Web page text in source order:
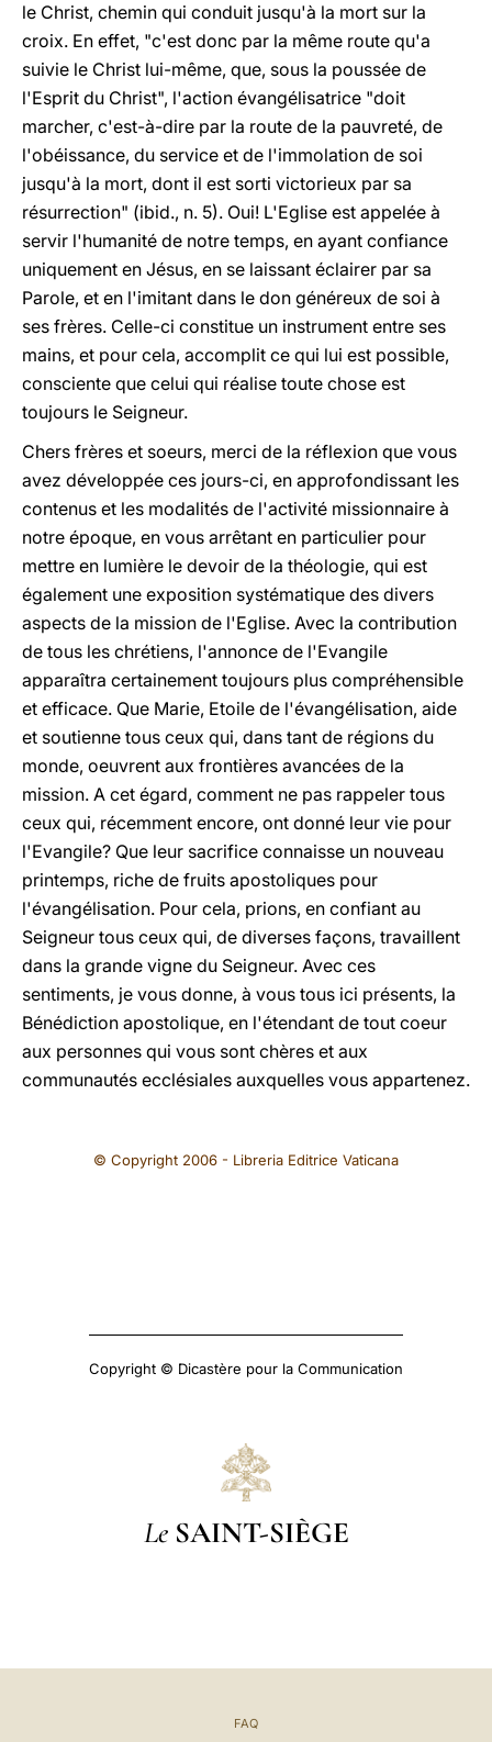
le Christ, chemin qui conduit jusqu'à la mort sur la
croix. En effet, "c'est donc par la même route qu'a
suivie le Christ lui-même, que, sous la poussée de
l'Esprit du Christ", l'action évangélisatrice "doit
marcher, c'est-à-dire par la route de la pauvreté, de
l'obéissance, du service et de l'immolation de soi
jusqu'à la mort, dont il est sorti victorieux par sa
résurrection" (ibid., n. 5). Oui! L'Eglise est appelée à
servir l'humanité de notre temps, en ayant confiance
uniquement en Jésus, en se laissant éclairer par sa
Parole, et en l'imitant dans le don généreux de soi à
ses frères. Celle-ci constitue un instrument entre ses
mains, et pour cela, accomplit ce qui lui est possible,
consciente que celui qui réalise toute chose est
toujours le Seigneur.
Chers frères et soeurs, merci de la réflexion que vous
avez développée ces jours-ci, en approfondissant les
contenus et les modalités de l'activité missionnaire à
notre époque, en vous arrêtant en particulier pour
mettre en lumière le devoir de la théologie, qui est
également une exposition systématique des divers
aspects de la mission de l'Eglise. Avec la contribution
de tous les chrétiens, l'annonce de l'Evangile
apparaîtra certainement toujours plus compréhensible
et efficace. Que Marie, Etoile de l'évangélisation, aide
et soutienne tous ceux qui, dans tant de régions du
monde, oeuvrent aux frontières avancées de la
mission. A cet égard, comment ne pas rappeler tous
ceux qui, récemment encore, ont donné leur vie pour
l'Evangile? Que leur sacrifice connaisse un nouveau
printemps, riche de fruits apostoliques pour
l'évangélisation. Pour cela, prions, en confiant au
Seigneur tous ceux qui, de diverses façons, travaillent
dans la grande vigne du Seigneur. Avec ces
sentiments, je vous donne, à vous tous ici présents, la
Bénédiction apostolique, en l'étendant de tout coeur
aux personnes qui vous sont chères et aux
communautés ecclésiales auxquelles vous appartenez.
© Copyright 2006 - Libreria Editrice Vaticana
Copyright © Dicastère pour la Communication
Le SAINT-SIÈGE
FAQ